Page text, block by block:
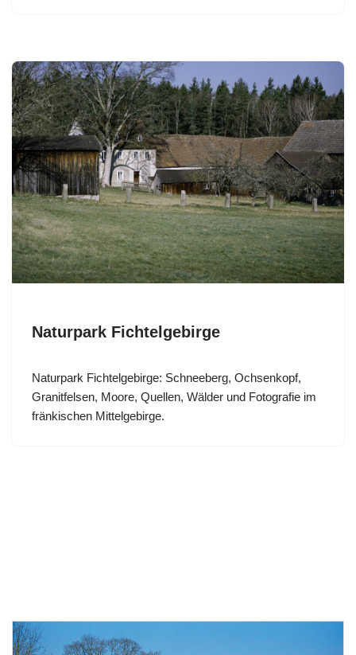
Naturpark Fichtelgebirge
Naturpark Fichtelgebirge: Schneeberg, Ochsenkopf,
Granitfelsen, Moore, Quellen, Wälder und Fotografie im
fränkischen Mittelgebirge.